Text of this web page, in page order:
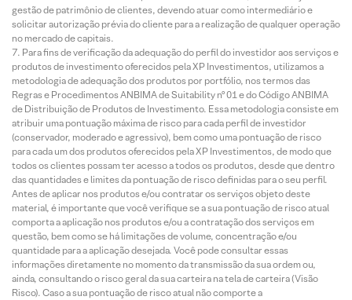
gestão de patrimônio de clientes, devendo atuar como intermediário e
solicitar autorização prévia do cliente para a realização de qualquer operação
no mercado de capitais.
Para fins de verificação da adequação do perfil do investidor aos serviços e
produtos de investimento oferecidos pela XP Investimentos, utilizamos a
metodologia de adequação dos produtos por portfólio, nos termos das
Regras e Procedimentos ANBIMA de Suitability nº 01 e do Código ANBIMA
de Distribuição de Produtos de Investimento. Essa metodologia consiste em
atribuir uma pontuação máxima de risco para cada perfil de investidor
(conservador, moderado e agressivo), bem como uma pontuação de risco
para cada um dos produtos oferecidos pela XP Investimentos, de modo que
todos os clientes possam ter acesso a todos os produtos, desde que dentro
das quantidades e limites da pontuação de risco definidas para o seu perfil.
Antes de aplicar nos produtos e/ou contratar os serviços objeto deste
material, é importante que você verifique se a sua pontuação de risco atual
comporta a aplicação nos produtos e/ou a contratação dos serviços em
questão, bem como se há limitações de volume, concentração e/ou
quantidade para a aplicação desejada. Você pode consultar essas
informações diretamente no momento da transmissão da sua ordem ou,
ainda, consultando o risco geral da sua carteira na tela de carteira (Visão
Risco). Caso a sua pontuação de risco atual não comporte a